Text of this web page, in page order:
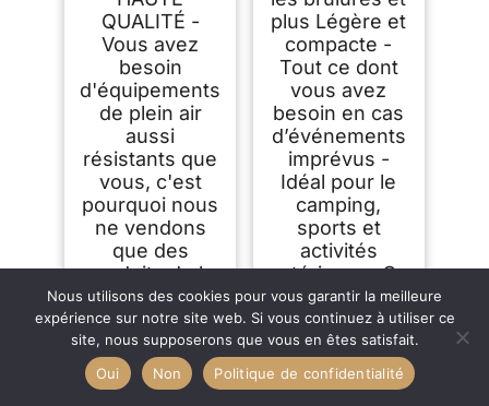
QUALITÉ -
Vous avez
besoin
d'équipements
de plein air
aussi
résistants que
vous, c'est
pourquoi nous
ne vendons
que des
produits de la
plus haute
qualité conçus
pour durer.
14,25 €
plus Légère et
compacte -
Tout ce dont
vous avez
besoin en cas
d’événements
imprévus -
Idéal pour le
camping,
sports et
activités
extérieures Ce
produit est un
dispositif
médical
9,78 €
Nous utilisons des cookies pour vous garantir la meilleure
expérience sur notre site web. Si vous continuez à utiliser ce
site, nous supposerons que vous en êtes satisfait.
Oui
Non Politique de confidentialité